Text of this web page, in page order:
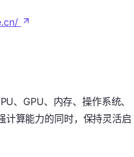
、GPU、内存、操作系统、
计算能力的同时，保持灵活启